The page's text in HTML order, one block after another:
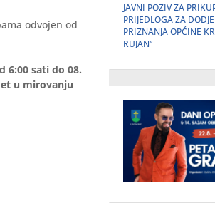
odvojen od
6:00 sati do 08.
u mirovanju
JAVNI POZIV ZA
PRIJEDLOGA ZA
PRIZNANJA OPĆINE
RUJAN“